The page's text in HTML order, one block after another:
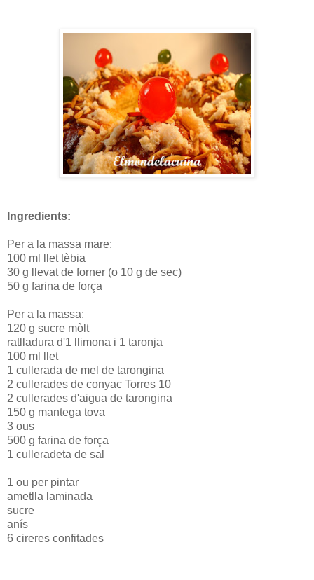
Ingredients:
Per a la massa mare:
100 ml llet tèbia
30 g llevat de forner (o 10 g de sec)
50 g farina de força
Per a la massa:
120 g sucre mòlt
ratlladura d'1 llimona i 1 taronja
100 ml llet
1 cullerada de mel de tarongina
2 cullerades de conyac Torres 10
2 cullerades d'aigua de tarongina
150 g mantega tova
3 ous
500 g farina de força
1 culleradeta de sal
1 ou per pintar
ametlla laminada
sucre
anís
6 cireres confitades